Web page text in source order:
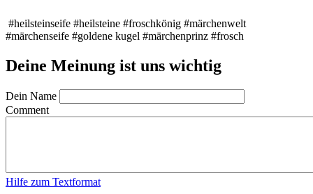
#heilsteinseife #heilsteine #froschkönig #märchenwelt
#märchenseife #goldene kugel #märchenprinz #frosch
Deine Meinung ist uns wichtig
Dein Name
Comment
Hilfe zum Textformat